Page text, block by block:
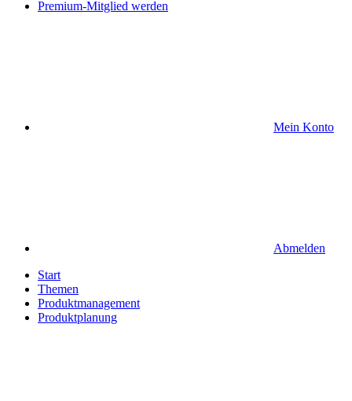
Premium-Mitglied werden
Mein Konto
Abmelden
Start
Themen
Produktmanagement
Produktplanung